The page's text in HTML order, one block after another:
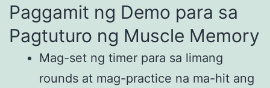
Paggamit ng Demo para sa
Pagtuturo ng Muscle Memory
Mag-set ng timer para sa limang
rounds at mag-practice na ma-hit ang